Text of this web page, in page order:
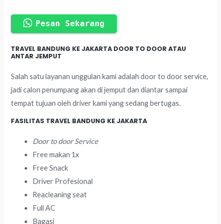
Pesan Sekarang
TRAVEL BANDUNG KE JAKARTA DOOR TO DOOR ATAU
ANTAR JEMPUT
Salah satu layanan unggulan kami adalah door to door service,
jadi calon penumpang akan di jemput dan diantar sampai
tempat tujuan oleh driver kami yang sedang bertugas.
FASILITAS TRAVEL BANDUNG KE JAKARTA
Door to door Service
Free makan 1x
Free Snack
Driver Profesional
Reacleaning seat
Full AC
Bagasi